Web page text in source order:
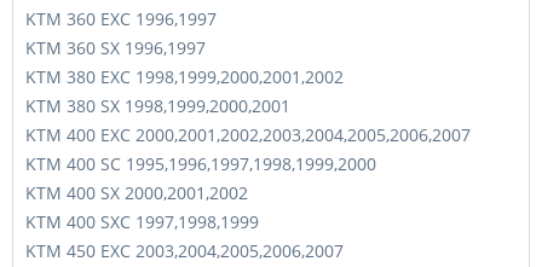
KTM 360 EXC 1996,1997
KTM 360 SX 1996,1997
KTM 380 EXC 1998,1999,2000,2001,2002
KTM 380 SX 1998,1999,2000,2001
KTM 400 EXC 2000,2001,2002,2003,2004,2005,2006,2007
KTM 400 SC 1995,1996,1997,1998,1999,2000
KTM 400 SX 2000,2001,2002
KTM 400 SXC 1997,1998,1999
KTM 450 EXC 2003,2004,2005,2006,2007